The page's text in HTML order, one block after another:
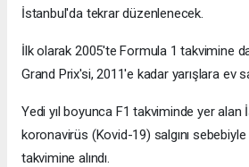
İstanbul'da tekrar düzenlenecek.
İlk olarak 2005'te Formula 1 takvimine
Grand Prix'si, 2011'e kadar yarışlara ev
Yedi yıl boyunca F1 takviminde yer alan
koronavirüs (Kovid-19) salgını
takvimine alındı.